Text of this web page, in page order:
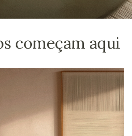
começam aqui